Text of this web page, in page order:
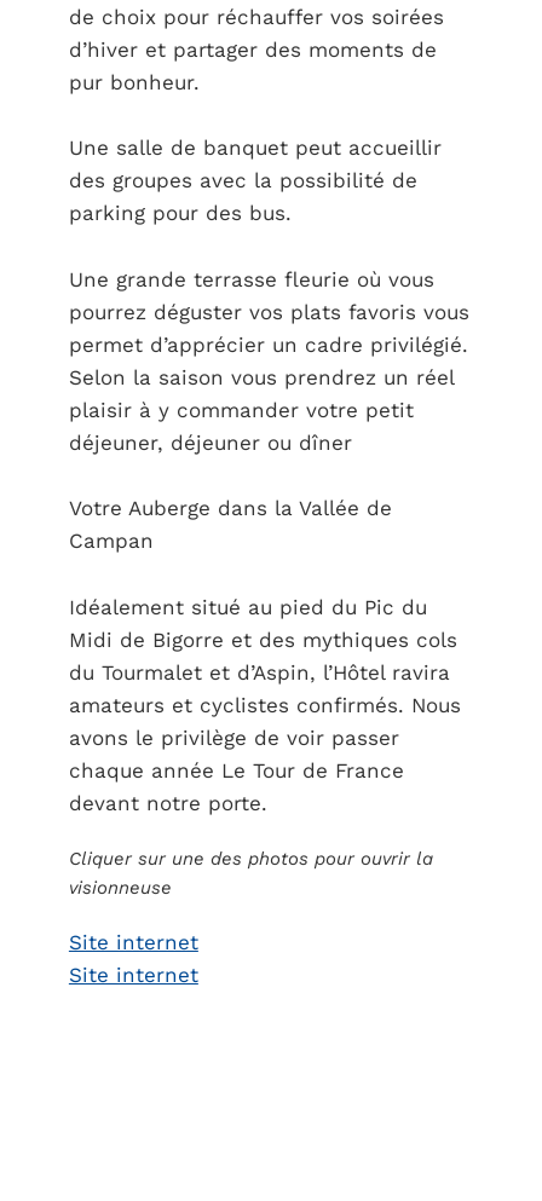
de choix pour réchauffer vos soirées
d’hiver et partager des moments de
pur bonheur.
Une salle de banquet peut accueillir
des groupes avec la possibilité de
parking pour des bus.
Une grande terrasse fleurie où vous
pourrez déguster vos plats favoris vous
permet d’apprécier un cadre privilégié.
Selon la saison vous prendrez un réel
plaisir à y commander votre petit
déjeuner, déjeuner ou dîner
Votre Auberge dans la Vallée de
Campan
Idéalement situé au pied du Pic du
Midi de Bigorre et des mythiques cols
du Tourmalet et d’Aspin, l’Hôtel ravira
amateurs et cyclistes confirmés. Nous
avons le privilège de voir passer
chaque année Le Tour de France
devant notre porte.
Cliquer sur une des photos pour ouvrir la
visionneuse
Site internet
Site internet